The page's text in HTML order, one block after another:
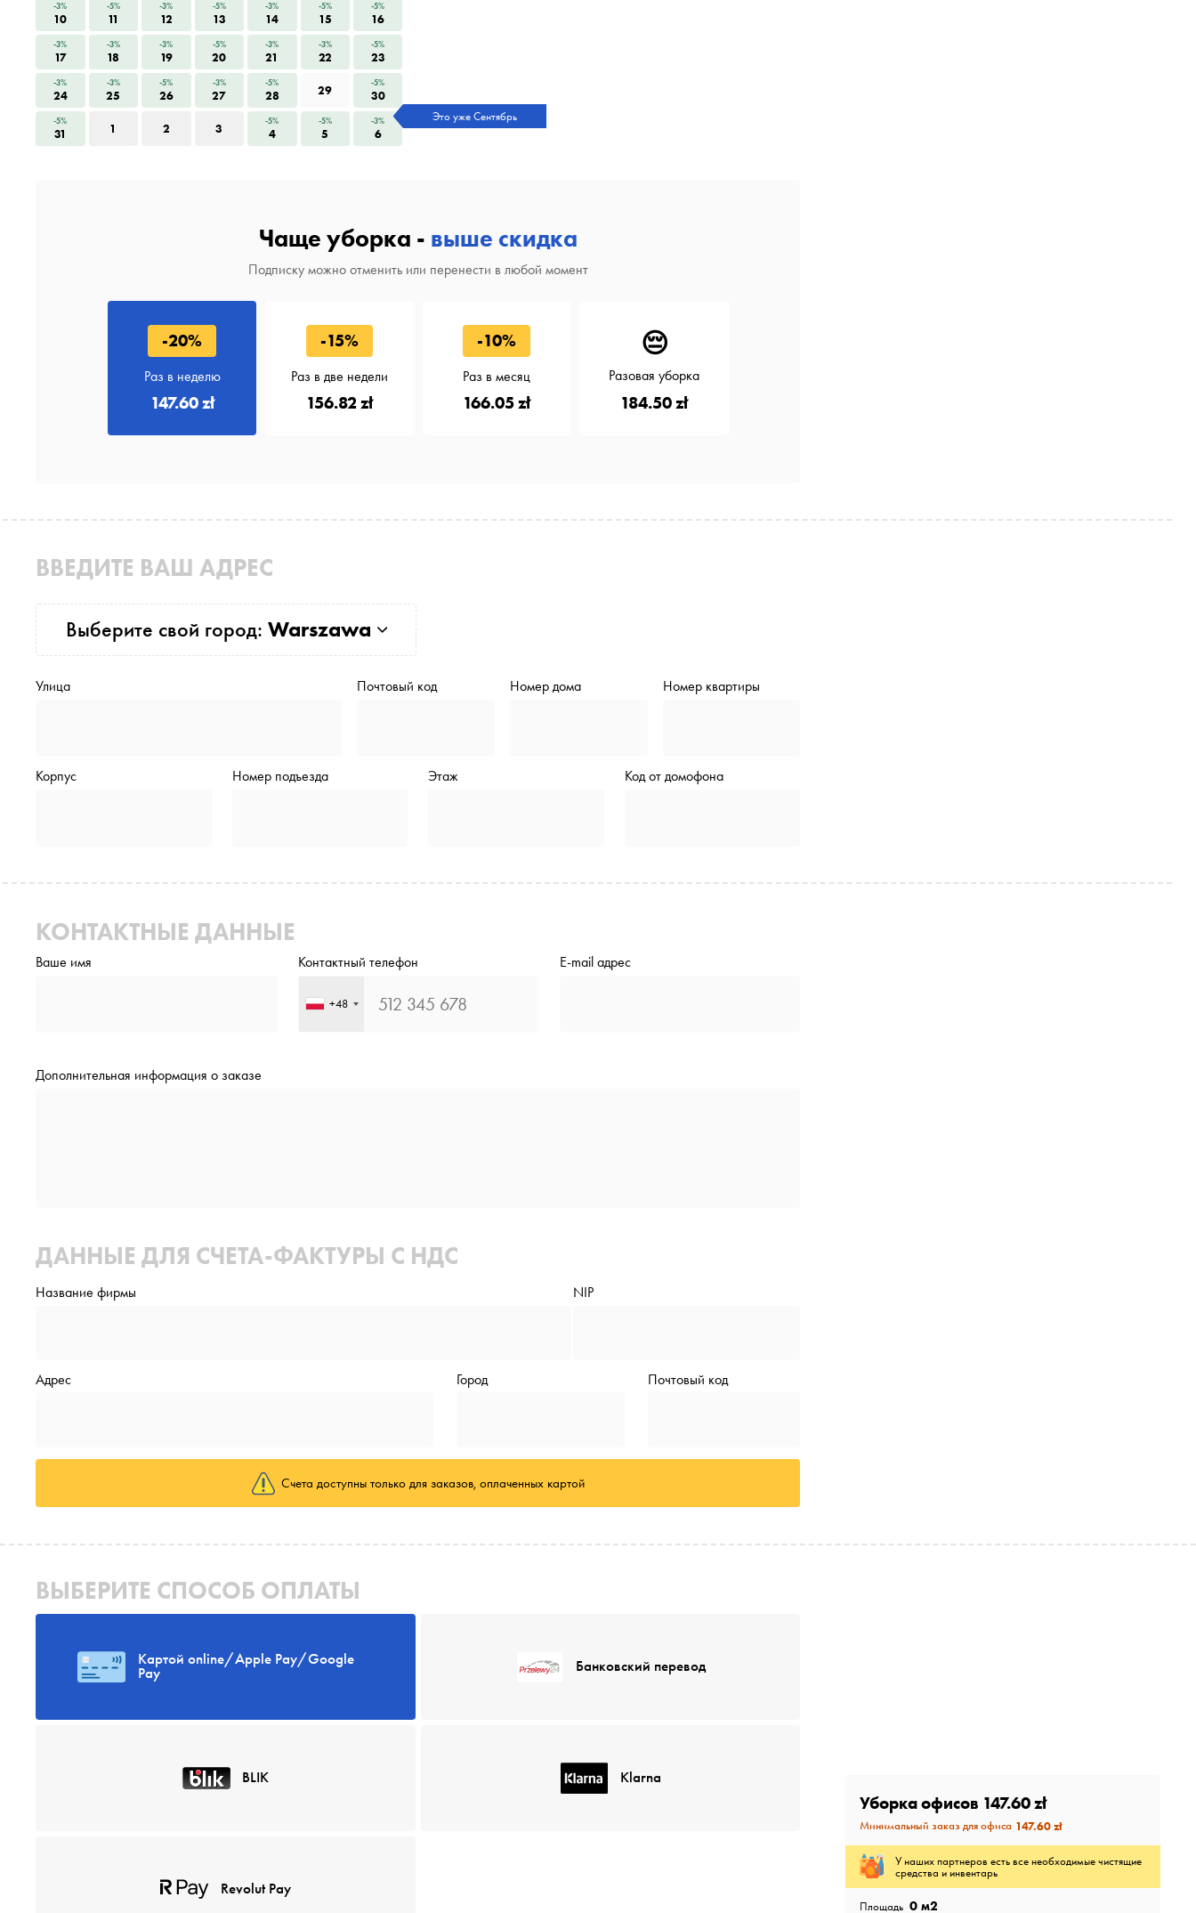
-3%
10
-5%
11
-3%
12
-5%
13
-3%
14
-5%
15
-5%
16
-3%
17
-3%
18
-3%
19
-5%
20
-3%
21
-3%
22
-5%
23
-3%
24
-3%
25
-5%
26
-3%
27
-5%
28 29 -5%
30
-5%
31 1 2 3 -5%
4
-5%
5
-3%
6
Это уже Сентябрь
Чаще уборка - выше скидка
Подписку можно отменить или перенести в любой момент
-20%
Раз в неделю
147.60 zł
-15%
Раз в две недели
156.82 zł
-10%
Раз в месяц
166.05 zł
😔
Разовая уборка
184.50 zł
ВВЕДИТЕ ВАШ АДРЕС
Выберите свой город: Warszawa
Улица Почтовый код Номер дома Номер квартиры
Корпус Номер подъезда Этаж Код от домофона
КОНТАКТНЫЕ ДАННЫЕ
Ваше имя Контактный телефон
+48
E-mail адрес
Дополнительная информация о заказе
ДАННЫЕ ДЛЯ СЧЕТА-ФАКТУРЫ С НДС
Название фирмы NIP
Адрес Город Почтовый код
Счета доступны только для заказов, оплаченных картой
ВЫБЕРИТЕ СПОСОБ ОПЛАТЫ
Картой online/Apple Pay/Google
Pay Банковский перевод
BLIK Klarna
Revolut Pay
Уборка офисов 147.60 zł
Минимальный заказ для офиса 147.60 zł
У наших партнеров есть все необходимые чистящие
средства и инвентарь
Площадь 0м2